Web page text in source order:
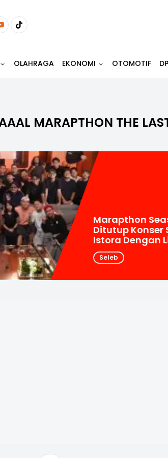
OLAHRAGA EKONOMI OTOMOTIF
MARAPTHON THE
Marapthon
Ditutup Konser
Istora Dengan
Seleb